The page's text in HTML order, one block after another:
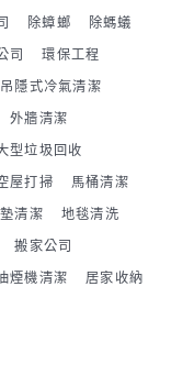
除蟑螂 除螞蟻
司 環保工程
吊隱式冷氣清潔
外牆清潔
型垃圾回收
屋打掃 馬桶清潔
清潔 地毯清洗
搬家公司
煙機清潔 居家收納